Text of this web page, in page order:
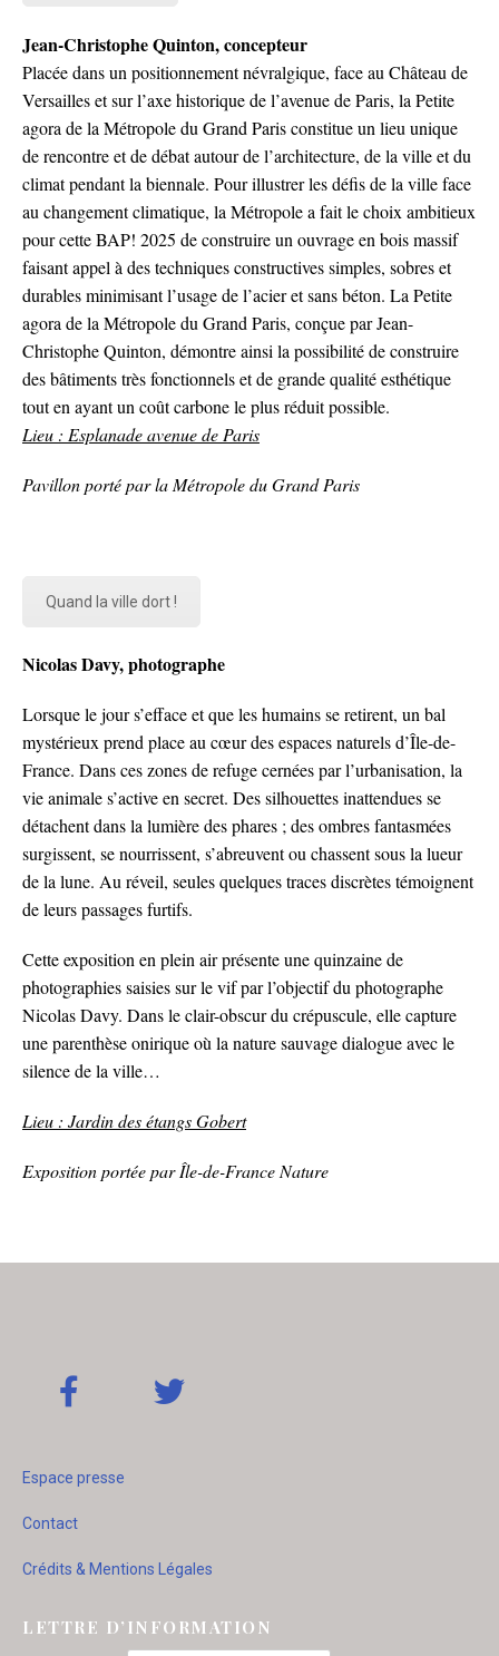
Jean-Christophe Quinton, concepteur
Placée dans un positionnement névralgique, face au Château de
Versailles et sur l’axe historique de l’avenue de Paris, la Petite
agora de la Métropole du Grand Paris constitue un lieu unique
de rencontre et de débat autour de l’architecture, de la ville et du
climat pendant la biennale. Pour illustrer les défis de la ville face
au changement climatique, la Métropole a fait le choix ambitieux
pour cette BAP! 2025 de construire un ouvrage en bois massif
faisant appel à des techniques constructives simples, sobres et
durables minimisant l’usage de l’acier et sans béton. La Petite
agora de la Métropole du Grand Paris, conçue par Jean-
Christophe Quinton, démontre ainsi la possibilité de construire
des bâtiments très fonctionnels et de grande qualité esthétique
tout en ayant un coût carbone le plus réduit possible.
Lieu : Esplanade avenue de Paris
Pavillon porté par la Métropole du Grand Paris
Quand la ville dort !
Nicolas Davy, photographe
Lorsque le jour s’efface et que les humains se retirent, un bal
mystérieux prend place au cœur des espaces naturels d’Île-de-
France. Dans ces zones de refuge cernées par l’urbanisation, la
vie animale s’active en secret. Des silhouettes inattendues se
détachent dans la lumière des phares ; des ombres fantasmées
surgissent, se nourrissent, s’abreuvent ou chassent sous la lueur
de la lune. Au réveil, seules quelques traces discrètes témoignent
de leurs passages furtifs.
Cette exposition en plein air présente une quinzaine de
photographies saisies sur le vif par l’objectif du photographe
Nicolas Davy. Dans le clair-obscur du crépuscule, elle capture
une parenthèse onirique où la nature sauvage dialogue avec le
silence de la ville…
Lieu : Jardin des étangs Gobert
Exposition portée par Île-de-France Nature
Espace presse
Contact
Crédits & Mentions Légales
LETTRE D’INFORMATION